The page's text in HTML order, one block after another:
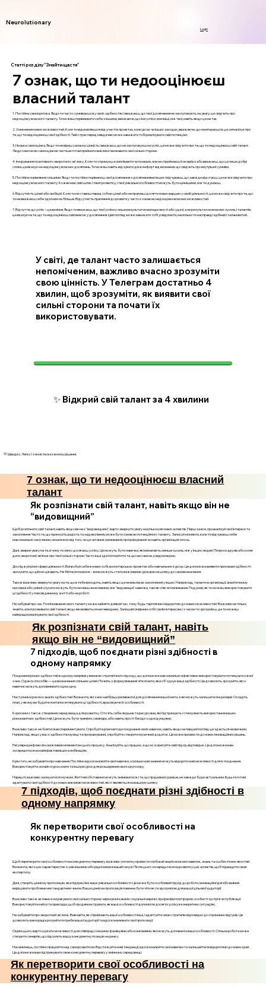
Neurolutionary
Login
Статті розділу "Знайти щастя"
7 ознак, що ти недооцінюєш
власний талант
1. Постійна самокритика. Якщо ти часто сумніваєшся у своїх здібностях і вважаєш, що твої досягнення не заслуговують на увагу, це свідчить про
недооцінку власного таланту. Ти можеш порівнювати себе з іншими, вважаючи, що їхні успіхи значніші, ніж твої, навіть якщо це не так.
2. Уникнення нових можливостей. Коли ти відмовляєшся від участі в проектах, конкурсах чи інших заходах, вважаючи, що не впораєшся, це сигналізує про
те, що ти недооцінюєш свої здібності. Твій страх перед невдачею може заважати тобі реалізувати свій потенціал.
3. Низька самооцінка. Якщо ти не віриш у власну цінність і вважаєш, що не заслуговуєш на успіх, це може свідчити про те, що ти недооцінюєш свій талант.
Люди з високою самооцінкою частіше готові приймати виклики і визнавати свої сильні сторони.
4. Ігнорування позитивного зворотного зв'язку. Коли ти отримуєш компліменти чи похвали, але не сприймаєш їх всерйоз або вважаєш, що це лише добрі
слова, це вказує на недооцінку власних досягнень. Ти можеш навіть відчувати дискомфорт від визнання, що свідчить про внутрішні сумніви.
5. Постійна порівняння з іншими. Якщо ти постійно порівнюєш свої досягнення з досягненнями інших і відчуваєш, що завжди відстаєш, це може свідчити про
недооцінку власного таланту. Кожен має свій шлях і темп розвитку, і твої унікальні особливості можуть бути ціннішими, ніж ти думаєш.
6. Відсутність цілей або амбіцій. Коли ти не ставиш перед собою цілей або не прагнеш досягти нових вершин у своїй діяльності, це може свідчити про те, що
ти не вважаєш себе здатним на більше. Відсутність прагнення до розвитку часто є ознакою недооцінки власних можливостей.
7. Відчуття, що успіх – це везіння. Якщо ти вважаєш, що твої успіхи є лише результатом випадковості або удачі, а не результатом власних зусиль і талантів,
це вказує на те, що ти недооцінюєш свій внесок у досягнення. Цей погляд може заважати тобі усвідомити, наскільки ти насправді здібний і талановитий.
У світі, де талант часто залишається
непоміченим, важливо вчасно зрозуміти
свою цінність. У Телеграм достатньо 4
хвилин, щоб зрозуміти, як виявити свої
сильні сторони та почати їх
використовувати.
✨ Відкрий свій талант за 4 хвилини
💛 Швидко. Легко. І з ясністю в кожному рішенні.
7 ознак, що ти недооцінюєш власний
талант
Як розпізнати свій талант, навіть якщо він не
“видовищний”
Щоб розпізнати свій талант, навіть якщо він не є "видовищним", варто звернути увагу на кілька ключових аспектів. Перш за все, проаналізуй свої інтереси та
захоплення. Часто те, що приносить радість та задоволення, може бути ознакою потенційного таланту. Записуй моменти, коли ти відчуваєш себе
максимально залученим, незалежно від того, чи це читання, малювання, програмування чи навіть організація чогось.
Далі, зверни увагу на те, в чому ти легко досягаєш успіху. Це можуть бути навички, які вимагають менше зусиль, ніж у інших людей. Попроси друзів або колег
дати зворотний зв’язок про твої сильні сторони. Часто інші здатні помітити те, що ми самі не усвідомлюємо.
Досліджуй різні сфери діяльності. Випробуй себе в нових хобі, волонтерських проектах або навчальних курсах. Це допоможе виявити приховані здібності і
зрозуміти, що дійсно цікавить. Не бійтеся помилок – вони можуть стати важливими уроками на шляху до самовизначення.
Також важливо звернути увагу на те, що в тебе виходить, навіть якщо це не викликає захоплення у інших. Наприклад, таланти в організації, аналітичному
мисленні або умінні слухати можуть бути не менш важливими, ніж "видовищні" навички, такі як спів чи малювання. Подумай, як ти можеш використовувати
ці здібності у повсякденному житті або на роботі.
Не забувай про час. Розпізнавання свого таланту може зайняти деякий час, тому будь терплячим і відкритим до нових можливостей. Важливо не тільки
знайти, але й розвивати свій талант, якщо він виявиться неочевидним. Залишайся вірним собі і своїм інтересам, і з часом ти зрозумієш, де ти можеш
найкраще реалізувати свої здібності.
Як розпізнати свій талант, навіть
якщо він не “видовищний”
7 підходів, щоб поєднати різні здібності в
одному напрямку
Поєднання різних здібностей в одному напрямку вимагає стратегічного підходу, що допоможе максимально ефективно використовувати потенціал кожної
з них. Один із способів — це визначення спільних цілей. Почніть з формулювання чіткої мети, яка об'єднує ваші здібності. Це дозволить зрозуміти, які з
навичок можуть доповнювати одна одну.
Наступним кроком є аналіз здібностей. Визначте, які з них найбільш релевантні для досягнення вашої мети, а які можуть залишатися в резерві. Складіть
план, у якому ви будете поетапно інтегрувати ці здібності, враховуючи їх особливості.
Корисним є також створення середовища для розвитку. Оточіть себе людьми та ресурсами, які підтримують і стимулюють використання ваших
різноманітних здібностей. Це можуть бути тренінги, семінари, або навіть прості бесіди з однодумцями.
Важливо також не боятися експериментувати. Спробуйте різні методи поєднання своїх навичок, навіть якщо на перший погляд це здається незвичним.
Наприклад, якщо у вас є здібності в музиці та програмуванні, спробуйте створити музичний додаток. Це може призвести до нових інноваційних рішень.
Регулярна рефлексія є важливим елементом цього процесу. Аналізуйте, що працює, а що ні, і корегуйте свій підхід відповідно. Це допоможе вам
зосередитися на найефективніших комбінаціях.
Крім того, не забувайте про навчання. Постійно вдосконалюйте свої навички, оскільки нові знання можуть відкрити нові можливості для їх поєднання.
Використовуйте онлайн-курси, книги та інші ресурси для розширення свого кругозору.
Нарешті, важливо залишатися гнучким. Життєві обставини можуть змінюватися, і те, що працювало раніше, не завжди буде актуальним. Будьте готові
адаптувати свої здібності до нових викликів і можливостей, які з'являються на вашому шляху.
7 підходів, щоб поєднати різні здібності в
одному напрямку
Як перетворити свої особливості на
конкурентну перевагу
Щоб перетворити свої особливості на конкурентну перевагу, важливо спочатку провести глибокий аналіз власних навичок, знань та особистісних якостей.
Визначте, які з цих характеристик є унікальними або рідкісними в вашій галузі. Після цього зосередьтеся на розвитку цих аспектів, щоб підвищити свою
експертизу.
Далі, створіть ціннісну пропозицію, яка підкреслює ваші унікальні особливості. Це може бути особливий підхід до роботи, інноваційні ідеї або вміння
вирішувати проблеми нестандартним чином. Ваша ціннісна пропозиція повинна бути чіткою та зрозумілою для вашої цільової аудиторії.
Важливо також активно комунікувати свої сильні сторони через різні канали: соціальні мережі, професійні платформи, особисті зустрічі чи публікації.
Використовуйте кейси та приклади, щоб продемонструвати, як ваші особливості допомогли досягти успіху в конкретних ситуаціях.
Не забувайте про зворотний зв'язок. Вивчайте, як сприймають ваші особливості інші, і адаптуйте свою стратегію відповідно до отриманих відгуків. Це
дозволить вам краще розуміти потреби вашої аудиторії та вдосконалювати свої пропозиції.
Окрім цього, варто шукати можливості для співпраці з іншими фахівцями або компаніями, які можуть доповнити ваші особливості. Спільна робота може
створити синергію, що підсилить вашу конкурентну позицію на ринку.
Насамкінець, постійно працюйте над саморозвитком. Відстежуйте нові тенденції, вдосконалюйте свої навички та залишайтеся відкритими до нових ідей.
Це допоможе вам підтримувати свою конкурентну перевагу у змінному середовищі.
Як перетворити свої особливості на
конкурентну перевагу